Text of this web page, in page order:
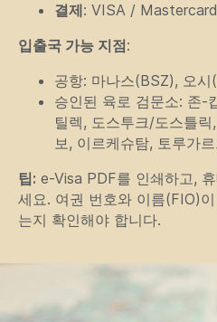
결제: VISA / Mastercard
입출국 가능 지점:
공항: 마나스(BSZ), 오시
승인된 육로 검문소: 존-
틸렉, 도스투크/도스틀
보, 이르케슈탐, 토루가
팁: e-Visa PDF를 인쇄하고,
세요. 여권 번호와 이름(FIO)
는지 확인해야 합니다.